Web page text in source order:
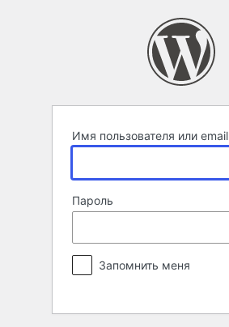
Имя пользователя или email
Пароль
Запомнить меня